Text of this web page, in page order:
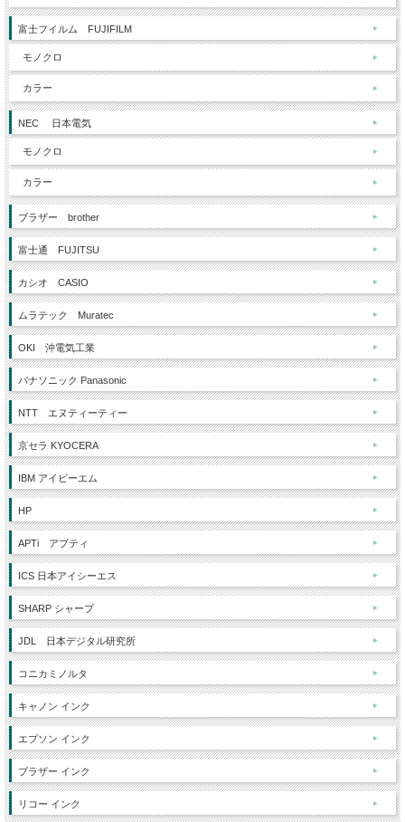
富士フイルム FUJIFILM
モノクロ
カラー
NEC 日本電気
モノクロ
カラー
ブラザー brother
富士通 FUJITSU
カシオ CASIO
ムラテック Muratec
OKI 沖電気工業
パナソニック Panasonic
NTT エヌティーティー
京セラ KYOCERA
IBM アイビーエム
HP
APTi アプティ
ICS 日本アイシーエス
SHARP シャープ
JDL 日本デジタル研究所
コニカミノルタ
キャノン インク
エプソン インク
ブラザー インク
リコー インク